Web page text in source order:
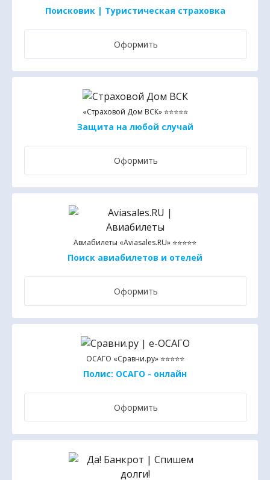
Поисковик | Туристическая страховка
Оформить
«Страховой Дом ВСК» ⭐⭐⭐⭐⭐
Защита на любой случай
Оформить
Авиабилеты «Aviasales.RU» ⭐⭐⭐⭐⭐
Поиск авиабилетов и отелей
Оформить
ОСАГО «Сравни.ру» ⭐⭐⭐⭐⭐
Полис: ОСАГО - онлайн
Оформить